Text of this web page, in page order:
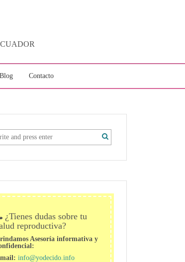
Blog Contacto
¿Tienes dudas sobre tu
reproductiva?
Asesoría informativa y
info@yodecido.info